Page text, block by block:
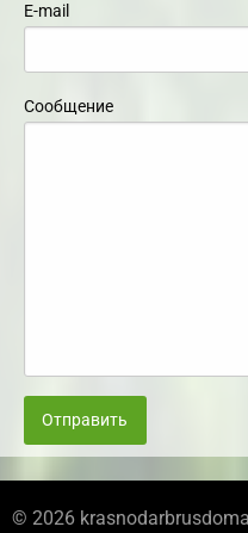
E-mail
Сообщение
Отправить
© 2026